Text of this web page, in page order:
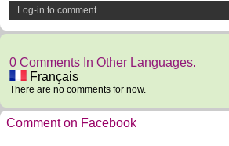
Log-in to comment
0 Comments In Other Languages.
Français
There are no comments for now.
Comment on Facebook